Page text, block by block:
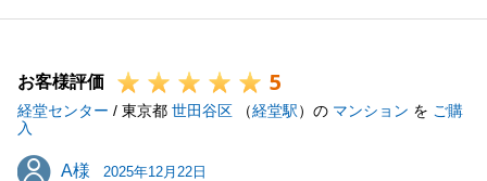
せて頂く中で、ご信頼を頂くことが多く、誠実である
ております。
今後とも何卒宜しくお願いいたします。
お客様評価 5
経堂センター / 東京都 世田谷区 （経堂駅）の マンション を ご購
入
A様
A様 2025年12月22日